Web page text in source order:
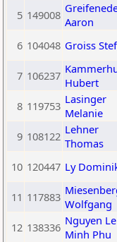
5 149008 Aaron
6 104048 Groiss
7 106237 Hubert
8 119753 Lasinger
Melanie
9 108122 Lehner
Thomas
10 120447 Ly
11 117883 Wolfgang
12 138336 Nguyen Le
Minh Phu